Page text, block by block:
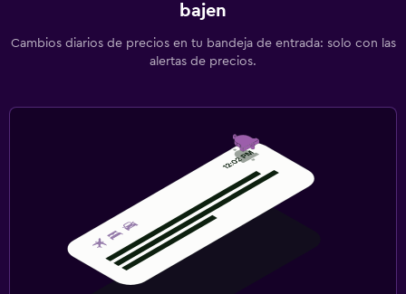
bajen
Cambios diarios de precios en tu bandeja de entrada: solo con las
alertas de precios.